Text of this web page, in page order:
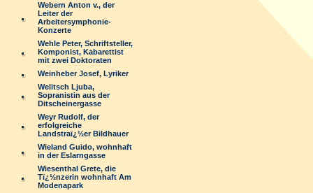
Webern Anton v., der
Leiter der
Arbeitersymphonie-
Konzerte
Wehle Peter, Schriftsteller,
Komponist, Kabarettist
mit zwei Doktoraten
Weinheber Josef, Lyriker
Welitsch Ljuba,
Sopranistin aus der
Ditscheinergasse
Weyr Rudolf, der
erfolgreiche
Landstraï¿½er Bildhauer
Wieland Guido, wohnhaft
in der Eslarngasse
Wiesenthal Grete, die
Tï¿½nzerin wohnhaft Am
Modenapark